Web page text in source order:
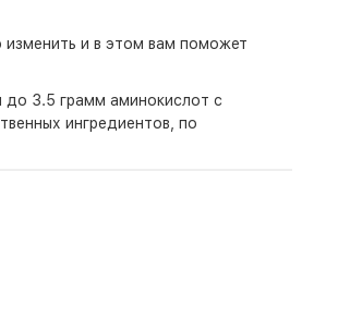
изменить и в этом вам поможет
до 3.5 грамм аминокислот с
ингредиентов, по